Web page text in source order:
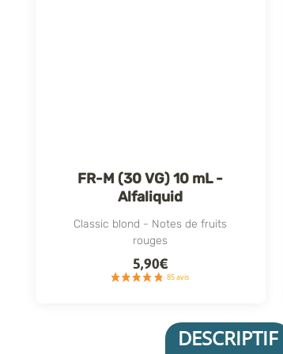
FR-M (30 VG) 10 mL -
Alfaliquid
Classic blond - Notes de fruits
rouges
5,90€
DESCRIPTIF